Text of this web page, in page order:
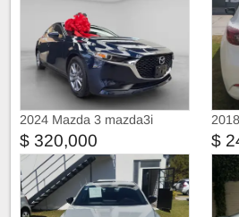
2024 Mazda 3 mazda3i
$ 320,000 $